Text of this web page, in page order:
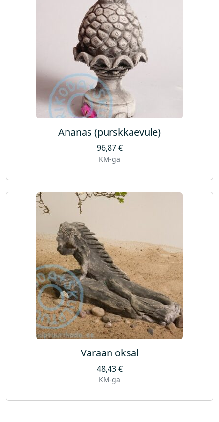
Ananas (purskkaevule)
96,87€
KM-ga
Varaan oksal
48,43€
KM-ga